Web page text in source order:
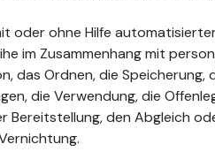
oder ohne Hilfe
im Zusammenhang mit
das Ordnen, die Speicherung,
die Verwendung, die
Bereitstellung, den Abgleich